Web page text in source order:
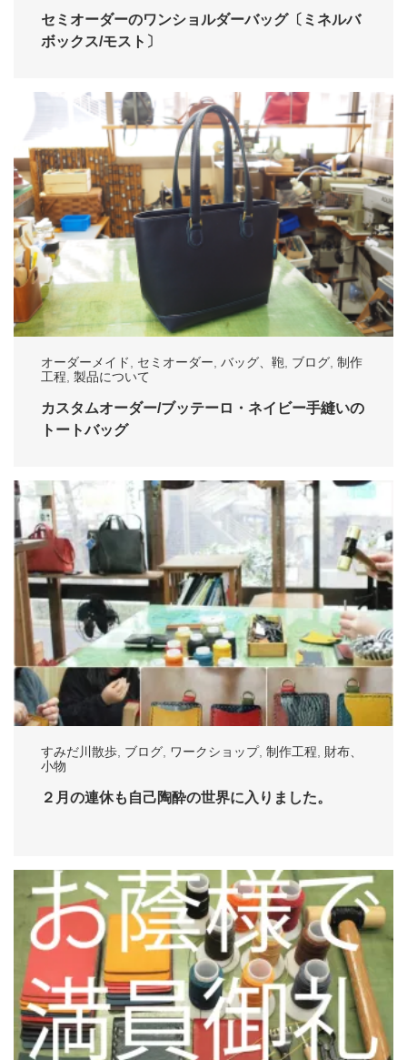
セミオーダーのワンショルダーバッグ〔ミネルバ
ボックス/モスト〕
オーダーメイド, セミオーダー, バッグ、鞄, ブログ, 制作
工程, 製品について
カスタムオーダー/ブッテーロ・ネイビー手縫いの
トートバッグ
すみだ川散歩 ブログ ワークショップ, 制作工程
財布、
小物
２月の連休も自己陶酔の世界に入りました。